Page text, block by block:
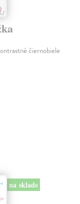
čiernobiele
na sklade